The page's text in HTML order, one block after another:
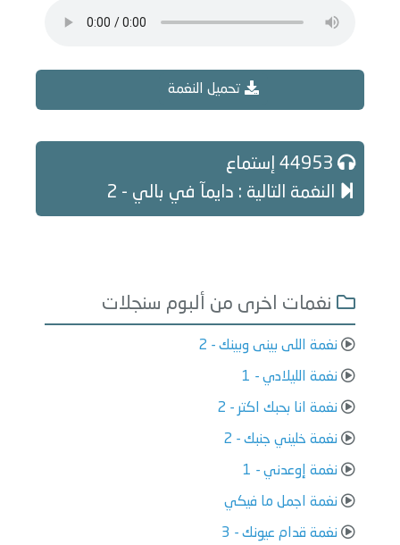
تحميل النغمة
النغمة التالية : دايمآ في بالي - 2
نغمات اخرى من ألبوم سنجلات
نغمة اللى بينى وبينك - 2
نغمة الليلادي - 1
نغمة انا بحبك اكتر - 2
نغمة خليني جنبك - 2
نغمة إوعدني - 1
نغمة اجمل ما فيكي
نغمة قدام عيونك - 3